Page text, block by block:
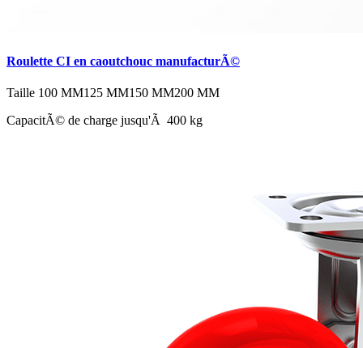
Roulette CI en caoutchouc manufacturÃ©
Taille 100 MM125 MM150 MM200 MM
CapacitÃ© de charge jusqu'Ã 400 kg